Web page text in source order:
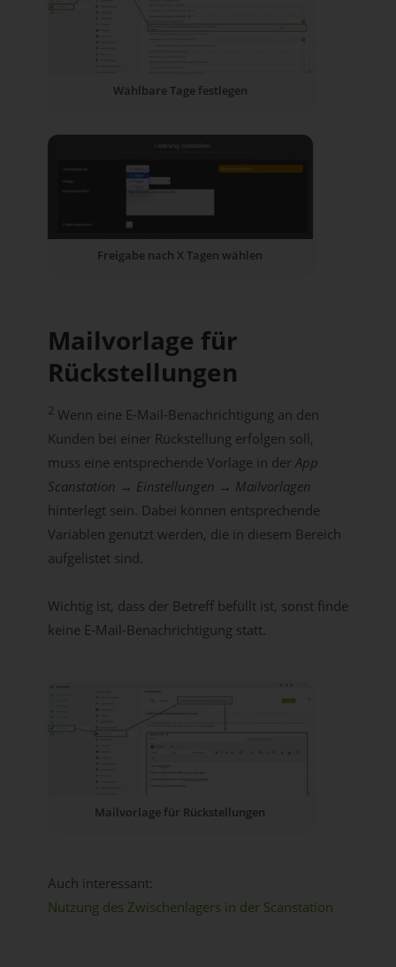
Wählbare Tage festlegen
Freigabe nach X Tagen wählen
Mailvorlage für
Rückstellungen
2Wenn eine E-Mail-Benachrichtigung an den
Kunden bei einer Rückstellung erfolgen soll,
muss eine entsprechende Vorlage in der App
Scanstation → Einstellungen → Mailvorlagen
hinterlegt sein. Dabei können entsprechende
Variablen genutzt werden, die in diesem Bereich
aufgelistet sind.
Wichtig ist, dass der Betreff befüllt ist, sonst finde
keine E-Mail-Benachrichtigung statt.
Mailvorlage für Rückstellungen
Auch interessant:
Nutzung des Zwischenlagers in der Scanstation